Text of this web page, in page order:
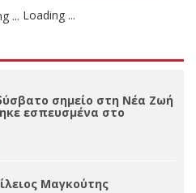
Loading ...
σημείο στη Νέα Ζωή
εσπευσμένα στο
Μαγκούτης